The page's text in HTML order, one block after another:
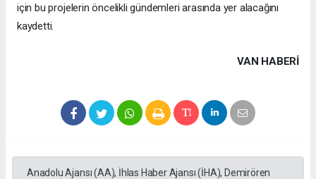
için bu projelerin öncelikli gündemleri arasında yer alacağını
kaydetti.
VAN HABERİ
Anadolu Ajansı (AA), İhlas Haber Ajansı (İHA), Demirören